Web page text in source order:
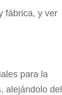
fábrica, y ver
para la
alejándolo del